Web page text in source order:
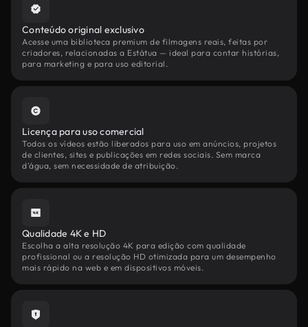
Conteúdo original exclusivo
Acesse uma biblioteca premium de filmagens reais, feitas por
criadores, relacionadas a Estátua — ideal para contar histórias,
para marketing e para uso editorial.
Licença para uso comercial
Todos os vídeos estão liberados para uso em anúncios, projetos
de clientes, sites e publicações em redes sociais. Sem marca
d'água, sem necessidade de atribuição.
Qualidade 4K e HD
Escolha a alta resolução 4K para edição com qualidade
profissional ou a resolução HD otimizada para um desempenho
mais rápido na web e em dispositivos móveis.